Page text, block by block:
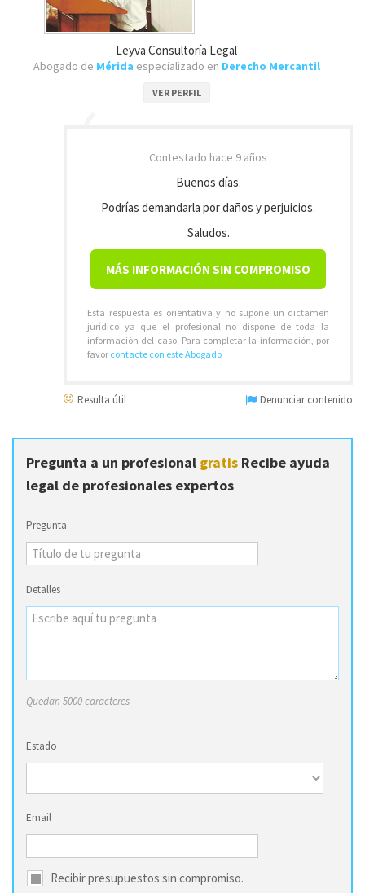
Leyva Consultoría Legal
Abogado de Mérida especializado en Derecho Mercantil
VER PERFIL
Contestado hace 9 años
Buenos días.
Podrías demandarla por daños y perjuicios.
Saludos.
MÁS INFORMACIÓN SIN COMPROMISO
Esta respuesta es orientativa y no supone un dictamen
jurídico ya que el profesional no dispone de toda la
información del caso. Para completar la información, por
favor contacte con este Abogado
Resulta útil Denunciar contenido
Pregunta a un profesional gratis Recibe ayuda
legal de profesionales expertos
Pregunta
Detalles
Quedan 5000 caracteres
Estado
Email
Recibir presupuestos sin compromiso.